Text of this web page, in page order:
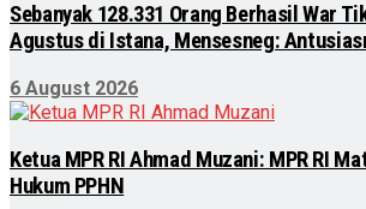
Sebanyak 128.331 Orang Berhasil War
Agustus di Istana, Mensesneg:
6 August 2026
Ketua MPR RI Ahmad Muzani: MPR RI
Hukum PPHN